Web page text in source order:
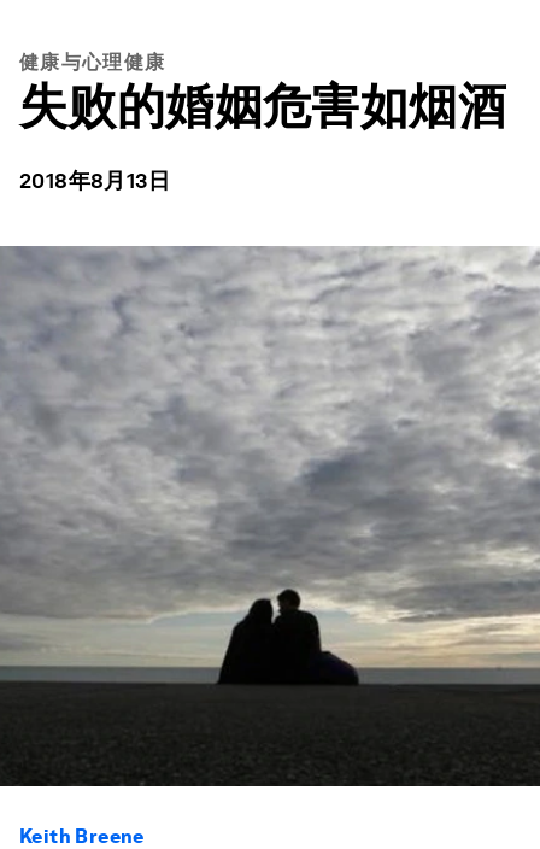
健康与心理健康
失败的婚姻危害如烟酒
2018年8月13日
Keith Breene